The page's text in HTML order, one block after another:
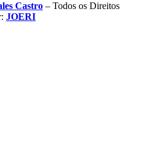
Castro – Todos os Direitos
JOERI